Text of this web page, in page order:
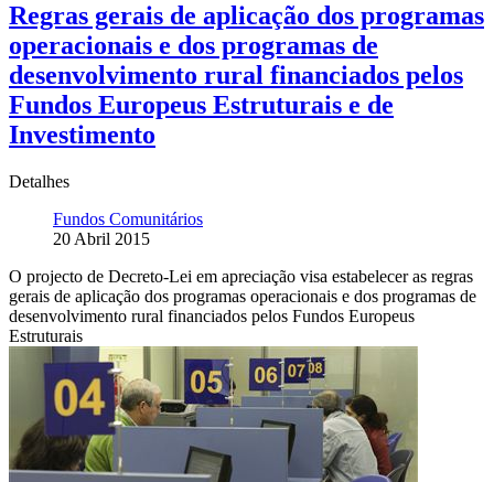
Regras gerais de aplicação dos programas
operacionais e dos programas de
desenvolvimento rural financiados pelos
Fundos Europeus Estruturais e de
Investimento
Detalhes
Fundos Comunitários
20 Abril 2015
O projecto de Decreto-Lei em apreciação visa estabelecer as regras
gerais de aplicação dos programas operacionais e dos programas de
desenvolvimento rural financiados pelos Fundos Europeus
Estruturais